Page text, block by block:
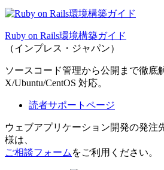
Ruby on Rails環境構築ガイド
（インプレス・ジャパン）
ソースコード管理から公開まで徹底
X/Ubuntu/CentOS 対応。
読者サポートページ
ウェブアプリケーション開発の発注
様は、
ご相談フォーム をご利用ください。